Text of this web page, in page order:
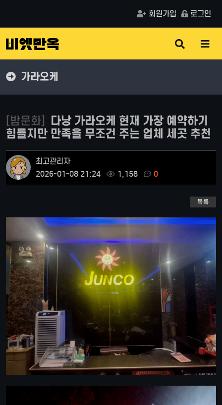
회원가입 로그인
검
색
버
메
버
가라오케
[밤문화] 다낭 가라오케 현재 가장 예약하기
힘들지만 만족을 무조건 주는 업체 세곳 추천
최고관리자
2026-01-08 21:24
1,158 0
목록